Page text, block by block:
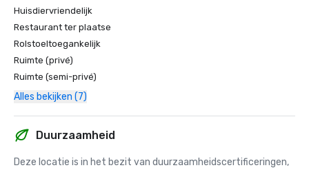
Huisdiervriendelijk
Restaurant ter plaatse
Rolstoeltoegankelijk
Ruimte (privé)
Ruimte (semi-privé)
Alles bekijken (7)
Duurzaamheid
Deze locatie is in het bezit van duurzaamheidscertificeringen,